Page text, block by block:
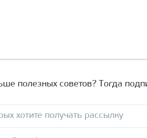
полезных советов? Тогда